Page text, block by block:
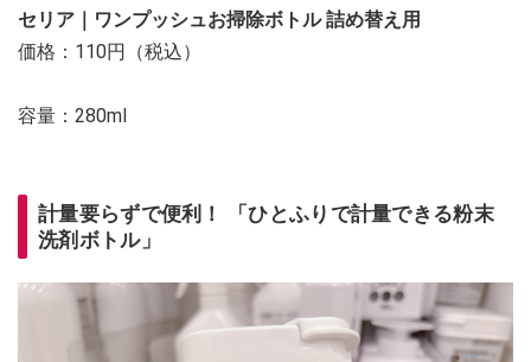
セリア｜ワンプッシュお掃除ボトル 詰め替え用
価格：110円（税込）
容量：280ml
計量要らずで便利！ 「ひとふりで計量できる粉末
洗剤ボトル」